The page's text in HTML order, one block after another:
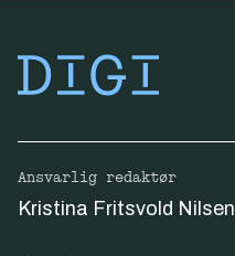
Ansvarlig redaktør
Kristina Fritsvold Nilsen